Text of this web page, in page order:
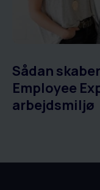
Sådan
Employee
arbejdsmiljø